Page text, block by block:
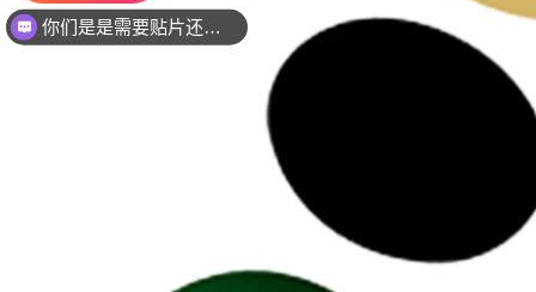
你们是是需要贴片还是插件灯珠呢？